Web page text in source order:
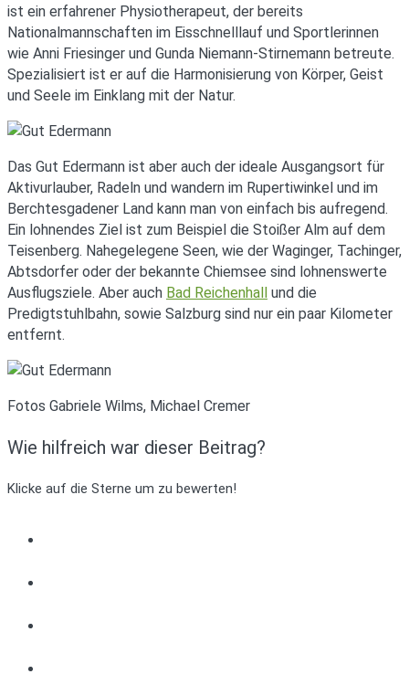
ist ein erfahrener Physiotherapeut, der bereits
Nationalmannschaften im Eisschnelllauf und Sportlerinnen
wie Anni Friesinger und Gunda Niemann-Stirnemann betreute.
Spezialisiert ist er auf die Harmonisierung von Körper, Geist
und Seele im Einklang mit der Natur.
Das Gut Edermann ist aber auch der ideale Ausgangsort für
Aktivurlauber, Radeln und wandern im Rupertiwinkel und im
Berchtesgadener Land kann man von einfach bis aufregend.
Ein lohnendes Ziel ist zum Beispiel die Stoißer Alm auf dem
Teisenberg. Nahegelegene Seen, wie der Waginger, Tachinger,
Abtsdorfer oder der bekannte Chiemsee sind lohnenswerte
Ausflugsziele. Aber auch Bad Reichenhall und die
Predigtstuhlbahn, sowie Salzburg sind nur ein paar Kilometer
entfernt.
Fotos Gabriele Wilms, Michael Cremer
Wie hilfreich war dieser Beitrag?
Klicke auf die Sterne um zu bewerten!